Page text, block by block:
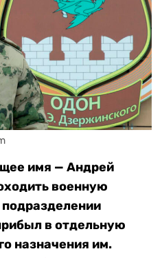
имя — Андрей
военную
в отдельную
назначения им.